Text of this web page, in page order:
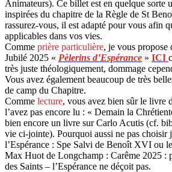
Animateurs). Ce billet est en quelque sorte
inspirées du chapitre de la Règle de St
rassurez-vous, il est adapté pour vous afin
applicables dans vos vies.
Comme prière particulière, je vous propose
Jubilé 2025 « Pèlerins d’Espérance » ICI
très juste théologiquement, dommage
Vous avez également beaucoup de très
de camp du Chapitre.
Comme lecture, vous avez bien sûr le livre
l’avez pas encore lu : « Demain la
bien encore un livre sur Carlo Acutis (cf.
vie ci-jointe). Pourquoi aussi ne pas choisir
l’Espérance : Spe Salvi de Benoît XVI ou
Max Huot de Longchamp : Carême 2025 :
des Saints – l’Espérance ne déçoit pas.